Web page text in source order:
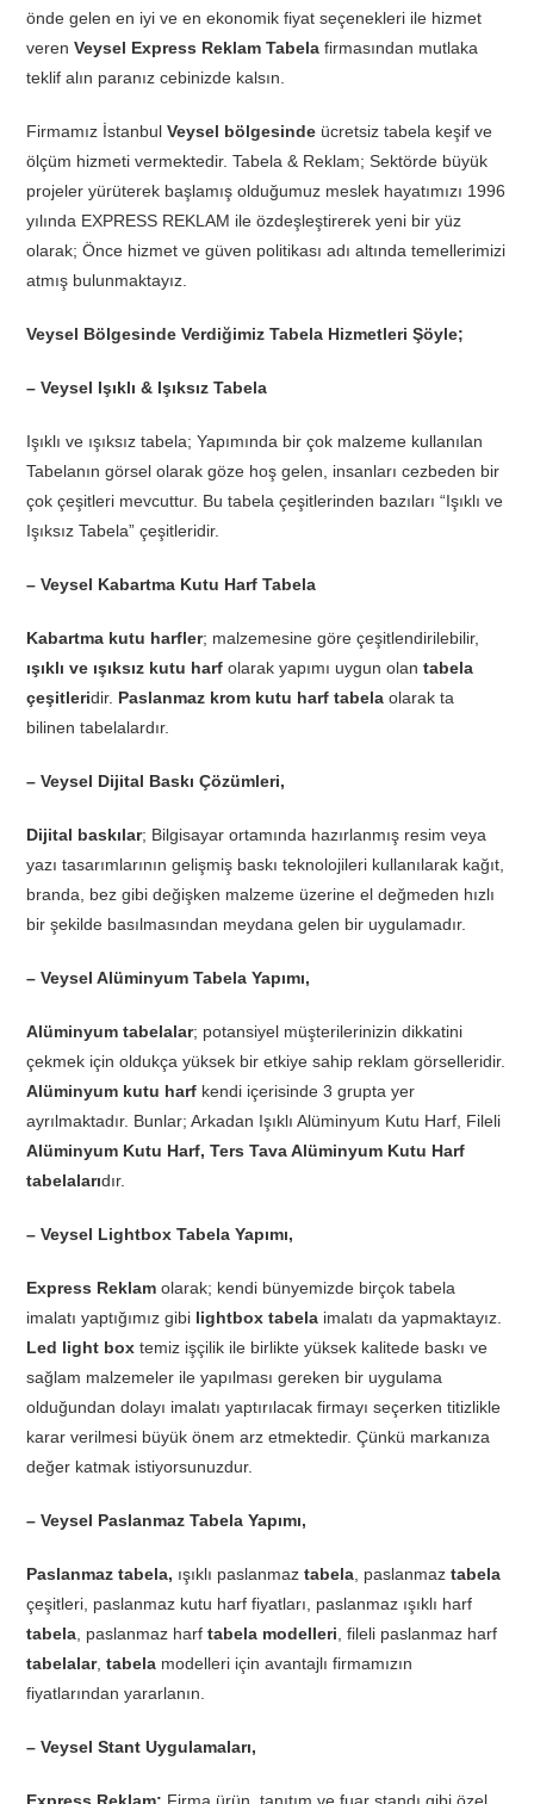
önde gelen en iyi ve en ekonomik fiyat seçenekleri ile hizmet
verenVeysel Express Reklam Tabela firmasından mutlaka
teklif alın paranız cebinizde kalsın.
Firmamız İstanbulVeysel bölgesinde ücretsiz tabela keşif ve
ölçüm hizmeti vermektedir. Tabela & Reklam; Sektörde büyük
projeler yürüterek başlamış olduğumuz meslek hayatımızı 1996
yılında EXPRESS REKLAM ile özdeşleştirerek yeni bir yüz
olarak; Önce hizmet ve güven politikası adı altında temellerimizi
atmış bulunmaktayız.
Veysel Bölgesinde Verdiğimiz Tabela Hizmetleri Şöyle;
– Veysel Işıklı & Işıksız Tabela
Işıklı ve ışıksız tabela; Yapımında bir çok malzeme kullanılan
Tabelanın görsel olarak göze hoş gelen, insanları cezbeden bir
çok çeşitleri mevcuttur. Bu tabela çeşitlerinden bazıları “Işıklı ve
Işıksız Tabela” çeşitleridir.
– Veysel Kabartma Kutu Harf Tabela
Kabartma kutu harfler; malzemesine göre çeşitlendirilebilir,
ışıklı ve ışıksız kutu harf olarak yapımı uygun olantabela
çeşitleridir. Paslanmaz krom kutu harf tabela olarak ta
bilinen tabelalardır.
– Veysel Dijital Baskı Çözümleri,
Dijital baskılar; Bilgisayar ortamında hazırlanmış resim veya
yazı tasarımlarının gelişmiş baskı teknolojileri kullanılarak kağıt,
branda, bez gibi değişken malzeme üzerine el değmeden hızlı
bir şekilde basılmasından meydana gelen bir uygulamadır.
– Veysel Alüminyum Tabela Yapımı,
Alüminyum tabelalar; potansiyel müşterilerinizin dikkatini
çekmek için oldukça yüksek bir etkiye sahip reklam görselleridir.
Alüminyum kutu harf kendi içerisinde 3 grupta yer
ayrılmaktadır. Bunlar; Arkadan Işıklı Alüminyum Kutu Harf, Fileli
Alüminyum Kutu Harf, Ters Tava Alüminyum Kutu Harf
tabelalarıdır.
– Veysel Lightbox Tabela Yapımı,
Express Reklam olarak; kendi bünyemizde birçok tabela
imalatı yaptığımız gibi lightbox tabela imalatı da yapmaktayız.
Led light box temiz işçilik ile birlikte yüksek kalitede baskı ve
sağlam malzemeler ile yapılması gereken bir uygulama
olduğundan dolayı imalatı yaptırılacak firmayı seçerken titizlikle
karar verilmesi büyük önem arz etmektedir. Çünkü markanıza
değer katmak istiyorsunuzdur.
– Veysel Paslanmaz Tabela Yapımı,
Paslanmaz tabela, ışıklı paslanmaztabela , paslanmaztabela
çeşitleri, paslanmaz kutu harf fiyatları, paslanmaz ışıklı harf
tabela , paslanmaz harftabela modelleri , fileli paslanmaz harf
tabelalar,tabela modelleri için avantajlı firmamızın
fiyatlarından yararlanın.
– Veysel Stant Uygulamaları,